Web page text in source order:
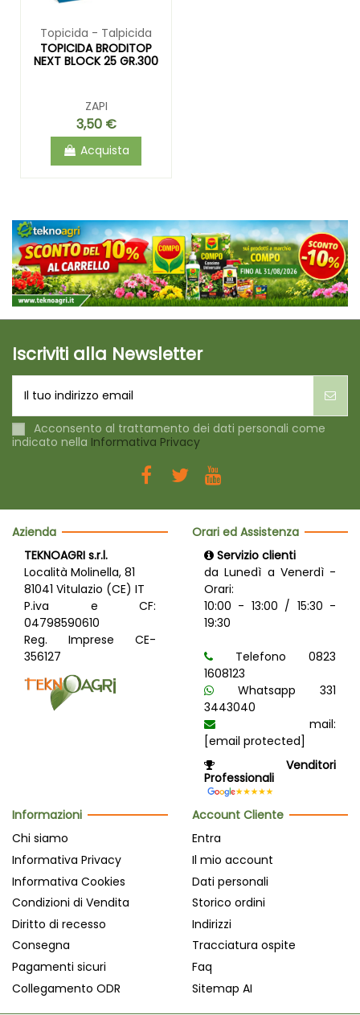
Topicida - Talpicida
TOPICIDA BRODITOP
NEXT BLOCK 25 GR.300
ZAPI
3,50 €
Acquista
Iscriviti alla Newsletter
Acconsento al trattamento dei dati personali come
indicato nella Informativa Privacy
Azienda
TEKNOAGRI s.r.l.
Località Molinella, 81
81041 Vitulazio (CE) IT
P.iva e CF:
04798590610
Reg. Imprese CE-
356127
Orari ed Assistenza
Servizio clienti
da Lunedì a Venerdì -
Orari:
10:00 - 13:00 / 15:30 -
19:30
Telefono 0823
1608123
Whatsapp 331
3443040
mail:
[email protected]
Venditori
Professionali
Informazioni
Chi siamo
Informativa Privacy
Informativa Cookies
Condizioni di Vendita
Diritto di recesso
Consegna
Pagamenti sicuri
Collegamento ODR
Account Cliente
Entra
Il mio account
Dati personali
Storico ordini
Indirizzi
Tracciatura ospite
Faq
Sitemap AI